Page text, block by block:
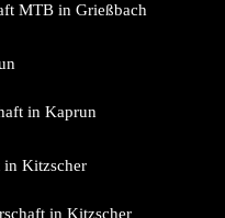
MTB in Grießbach
in Kaprun
in Kitzscher